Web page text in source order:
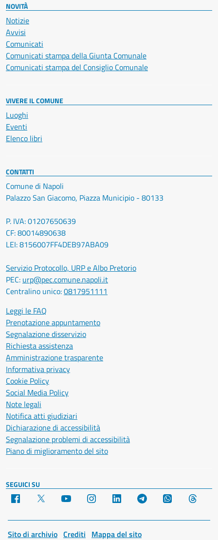
NOVITÀ
Notizie
Avvisi
Comunicati
Comunicati stampa della Giunta Comunale
Comunicati stampa del Consiglio Comunale
VIVERE IL COMUNE
Luoghi
Eventi
Elenco libri
CONTATTI
Comune di Napoli
Palazzo San Giacomo, Piazza Municipio - 80133
P. IVA: 01207650639
CF: 80014890638
LEI: 8156007FF4DEB97ABA09
Servizio Protocollo, URP e Albo Pretorio
PEC: urp@pec.comune.napoli.it
Centralino unico:0817951111
Leggi le FAQ
Prenotazione appuntamento
Segnalazione disservizio
Richiesta assistenza
Amministrazione trasparente
Informativa privacy
Cookie Policy
Social Media Policy
Note legali
Notifica atti giudiziari
Dichiarazione di accessibilità
Segnalazione problemi di accessibilità
Piano di miglioramento del sito
SEGUICI SU
Facebook YouTube Instagram LinkedIn Telegram WhatsApp
Sito di archivio Crediti Mappa del sito